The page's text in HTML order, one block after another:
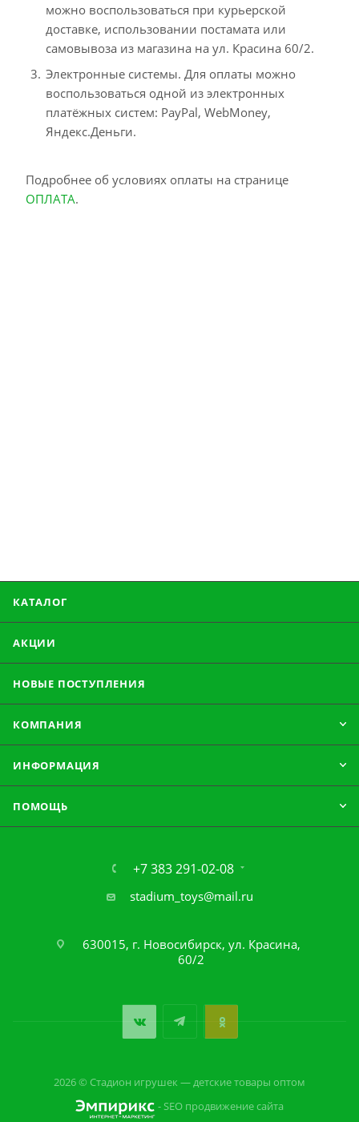
можно воспользоваться при курьерской
доставке, использовании постамата или
самовывоза из магазина на ул. Красина 60/2.
Электронные системы. Для оплаты можно
воспользоваться одной из электронных
платёжных систем: PayPal, WebMoney,
Яндекс.Деньги.
Подробнее об условиях оплаты на странице
ОПЛАТА.
КАТАЛОГ
АКЦИИ
НОВЫЕ ПОСТУПЛЕНИЯ
КОМПАНИЯ
ИНФОРМАЦИЯ
ПОМОЩЬ
+7 383 291-02-08
stadium_toys@mail.ru
630015, г. Новосибирск, ул. Красина,
60/2
2026 © Стадион игрушек — детские товары оптом
- SEO продвижение сайта